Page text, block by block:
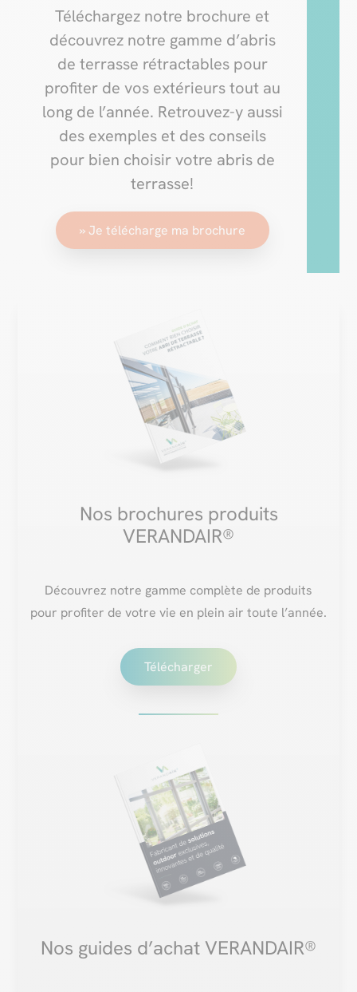
Téléchargez notre brochure et
découvrez notre gamme d’abris
de terrasse rétractables pour
profiter de vos extérieurs tout au
long de l’année. Retrouvez-y aussi
des exemples et des conseils
pour bien choisir votre abris de
terrasse!
» Je télécharge ma brochure
Nos brochures produits
VERANDAIR®
Découvrez notre gamme complète de produits
pour profiter de votre vie en plein air toute l’année.
Télécharger
Nos guides d’achat VERANDAIR®